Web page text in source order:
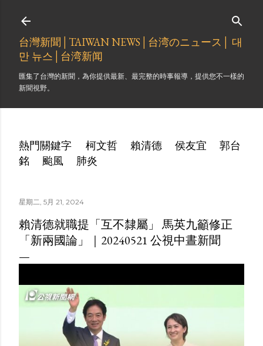
台灣新聞│TAIWAN NEWS│台湾のニュース│ 대
만 뉴스│台湾新闻
匯集了台灣的新聞，為你提供最新、最完整的時事報導，提供您不一樣的
新聞視野。
熱門關鍵字 柯文哲 賴清德 侯友宜
郭台
銘
颱風 肺炎
星期二, 5月 21, 2024
賴清德就職提「互不隸屬」 馬英九籲修正
「新兩國論」｜20240521 公視中晝新聞